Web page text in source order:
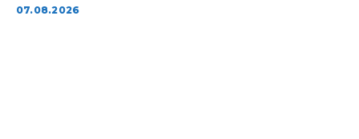
07.08.2026